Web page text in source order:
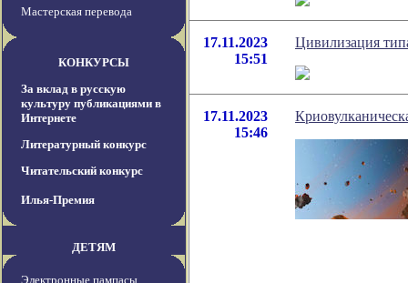
Мастерская перевода
КОНКУРСЫ
За вклад в русскую
культуру публикациями в
Интернете
Литературный конкурс
Читательский конкурс
Илья-Премия
ДЕТЯМ
Электронные пампасы
17.11.2023
15:51
Цивилизация
17.11.2023
15:46